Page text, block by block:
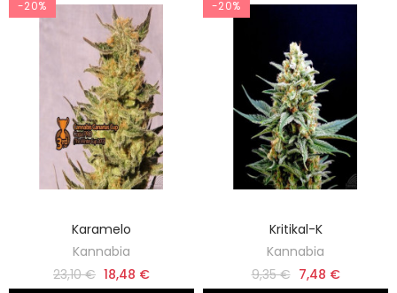
-20%
Karamelo
Kannabia
23,10 € 18,48 €
-20%
Kritikal-K
Kannabia
9,35 € 7,48 €